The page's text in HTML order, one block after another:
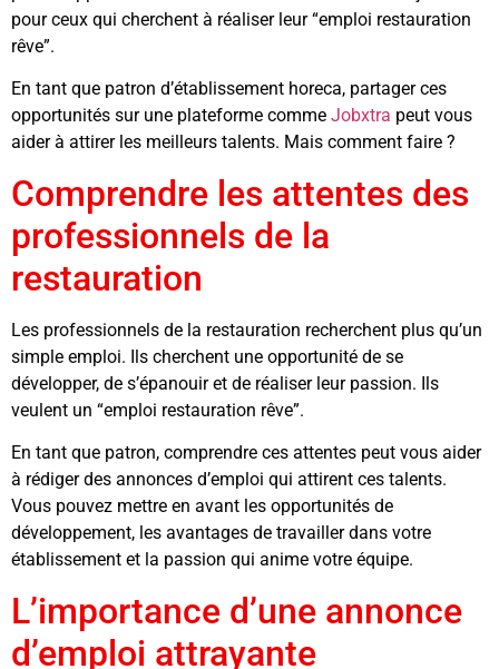
pour ceux qui cherchent à réaliser leur “emploi restauration
rêve”.
En tant que patron d’établissement horeca, partager ces
opportunités sur une plateforme comme Jobxtra peut vous
aider à attirer les meilleurs talents. Mais comment faire ?
Comprendre les attentes des
professionnels de la
restauration
Les professionnels de la restauration recherchent plus qu’un
simple emploi. Ils cherchent une opportunité de se
développer, de s’épanouir et de réaliser leur passion. Ils
veulent un “emploi restauration rêve”.
En tant que patron, comprendre ces attentes peut vous aider
à rédiger des annonces d’emploi qui attirent ces talents.
Vous pouvez mettre en avant les opportunités de
développement, les avantages de travailler dans votre
établissement et la passion qui anime votre équipe.
L’importance d’une annonce
d’emploi attrayante